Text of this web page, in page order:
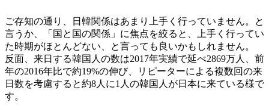
ご存知の通り、日韓関係はあまり上手く行っていません。と
言うか、「国と国の関係」に焦点を絞ると、上手く行ってい
た時期がほとんどない、と言っても良いかもしれません。
反面、来日する韓国人の数は2017年実績で延べ2869万人、前
年の2016年比で約19%の伸び、リピーターによる複数回の来
日数を考慮すると約8人に1人の韓国人が日本に来ている様で
す。